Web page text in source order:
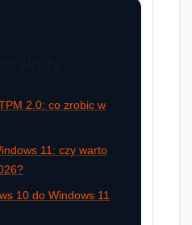
2.0: co zrobic w
11: czy warto
10 do Windows 11